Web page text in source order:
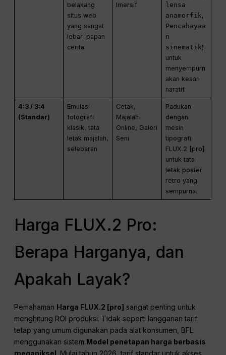
belakang
situs web
yang sangat
lebar, papan
cerita
Imersif
lensa
anamorfik,
Pencahayaa
n
sinematik)
untuk
menyempurn
akan kesan
naratif.
4:3 / 3:4
(Standar)
Emulasi
fotografi
klasik, tata
letak majalah,
selebaran
Cetak,
Majalah
Online, Galeri
Seni
Padukan
dengan
mesin
tipografi
FLUX.2 [pro]
untuk tata
letak poster
retro yang
sempurna.
Harga FLUX.2 Pro:
Berapa Harganya, dan
Apakah Layak?
Pemahaman Harga FLUX.2 [pro] sangat penting untuk
menghitung ROI produksi. Tidak seperti langganan tarif
tetap yang umum digunakan pada alat konsumen, BFL
menggunakan sistem Model penetapan harga berbasis
megapiksel . Mulai tahun 2026, tarif standar untuk akses